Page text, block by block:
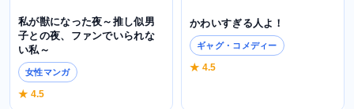
私が獣になった夜～推し似男
子との夜、ファンでいられな
い私～
女性マンガ
★ 4.5
かわいすぎる人よ！
ギャグ・コメディー
★ 4.5